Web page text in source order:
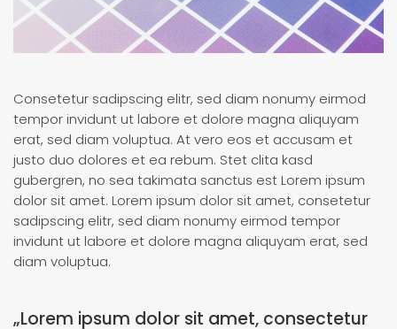
Consetetur sadipscing elitr, sed diam nonumy eirmod
tempor invidunt ut labore et dolore magna aliquyam
erat, sed diam voluptua. At vero eos et accusam et
justo duo dolores et ea rebum. Stet clita kasd
gubergren, no sea takimata sanctus est Lorem ipsum
dolor sit amet. Lorem ipsum dolor sit amet, consetetur
sadipscing elitr, sed diam nonumy eirmod tempor
invidunt ut labore et dolore magna aliquyam erat, sed
diam voluptua.
„Lorem ipsum dolor sit amet, consectetur